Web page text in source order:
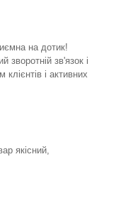
на дотик!
зворотній зв'язок і
і активних
якісний,